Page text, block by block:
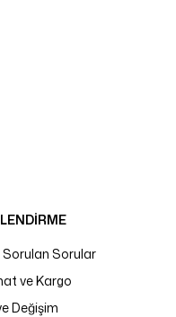
Sorulan Sorular
ve Kargo
Değişim